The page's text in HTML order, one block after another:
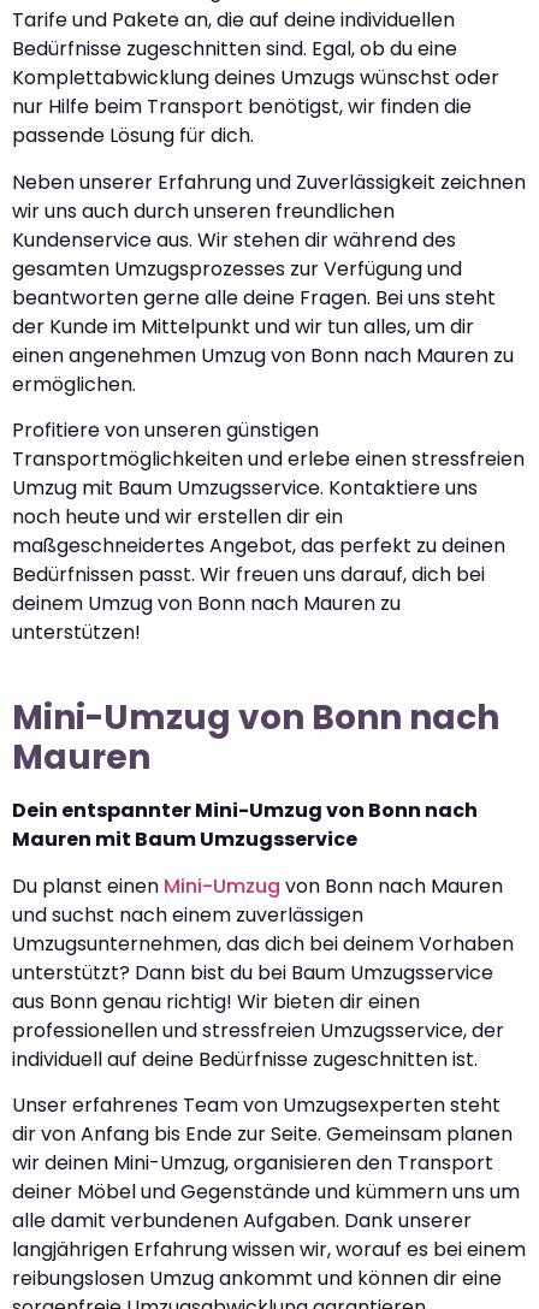
Tarife und Pakete an, die auf deine individuellen
Bedürfnisse zugeschnitten sind. Egal, ob du eine
Komplettabwicklung deines Umzugs wünschst oder
nur Hilfe beim Transport benötigst, wir finden die
passende Lösung für dich.
Neben unserer Erfahrung und Zuverlässigkeit zeichnen
wir uns auch durch unseren freundlichen
Kundenservice aus. Wir stehen dir während des
gesamten Umzugsprozesses zur Verfügung und
beantworten gerne alle deine Fragen. Bei uns steht
der Kunde im Mittelpunkt und wir tun alles, um dir
einen angenehmen Umzug von Bonn nach Mauren zu
ermöglichen.
Profitiere von unseren günstigen
Transportmöglichkeiten und erlebe einen stressfreien
Umzug mit Baum Umzugsservice. Kontaktiere uns
noch heute und wir erstellen dir ein
maßgeschneidertes Angebot, das perfekt zu deinen
Bedürfnissen passt. Wir freuen uns darauf, dich bei
deinem Umzug von Bonn nach Mauren zu
unterstützen!
Mini-Umzug von Bonn nach
Mauren
Dein entspannter Mini-Umzug von Bonn nach
Mauren mit Baum Umzugsservice
Du planst einen Mini-Umzug von Bonn nach Mauren
und suchst nach einem zuverlässigen
Umzugsunternehmen, das dich bei deinem Vorhaben
unterstützt? Dann bist du bei Baum Umzugsservice
aus Bonn genau richtig! Wir bieten dir einen
professionellen und stressfreien Umzugsservice, der
individuell auf deine Bedürfnisse zugeschnitten ist.
Unser erfahrenes Team von Umzugsexperten steht
dir von Anfang bis Ende zur Seite. Gemeinsam planen
wir deinen Mini-Umzug, organisieren den Transport
deiner Möbel und Gegenstände und kümmern uns um
alle damit verbundenen Aufgaben. Dank unserer
langjährigen Erfahrung wissen wir, worauf es bei einem
reibungslosen Umzug ankommt und können dir eine